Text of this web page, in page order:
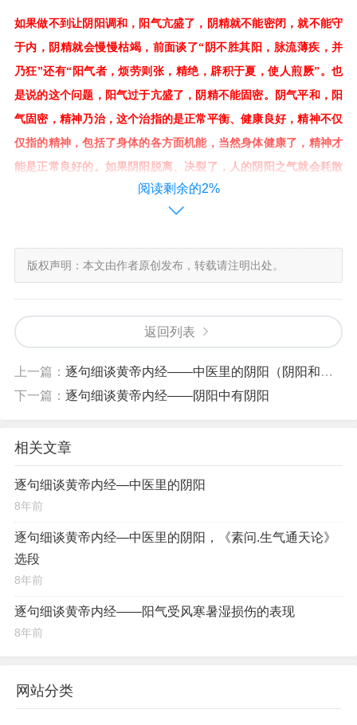
如果做不到让阴阳调和，阳气亢盛了，阴精就不能密闭，就不能守
于内，阴精就会慢慢枯竭，前面谈了“阴不胜其阳，脉流薄疾，并
乃狂”还有“阳气者，烦劳则张，精绝，辟积于夏，使人煎厥”。也
是说的这个问题，阳气过于亢盛了，阴精不能固密。阴气平和，阳
气固密，精神乃治，这个治指的是正常平衡、健康良好，精神不仅
仅指的精神，包括了身体的各方面机能，当然身体健康了，精神才
能是正常良好的。如果阴阳脱离、决裂了，人的阴阳之气就会耗散
枯竭了，阴阳离决，生命也就结束了。所以，人体健康贵在平衡和
这里的阴说的是阴精，人体内阴精化生的根本来源，是饮食五味，
五宫就是五脏，五脏藏神，五脏属阴，所以叫阴之五宫， 五脏藏
精，阴精依赖于五味化生，但是饮食五味又能伤害人的五脏，凡事
有一个度，适量刚好就妥了，过了，就会带来伤害，饮食五味偏了
阅读剩余的2%
版权声明：本文由作者原创发布，转载请注明出处。
返回列表
上一篇： 逐句细谈黄帝内经——中医里的阴阳（阴阳和谐是健康之本）
下一篇： 逐句细谈黄帝内经——阴阳中有阴阳
相关文章
逐句细谈黄帝内经—中医里的阴阳
8年前
逐句细谈黄帝内经—中医里的阴阳，《素问.生气通天论》
选段
8年前
逐句细谈黄帝内经——阳气受风寒暑湿损伤的表现
8年前
网站分类